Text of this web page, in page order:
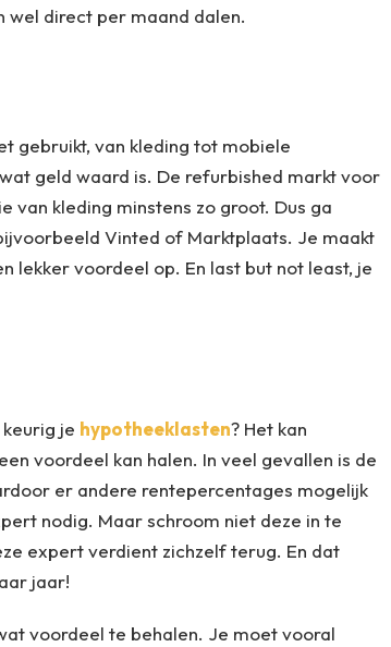
wel direct per maand dalen.
gebruikt, van kleding tot mobiele
geld waard is. De refurbished markt voor
van kleding minstens zo groot. Dus ga
Vinted of Marktplaats. Je maakt
lekker voordeel op. En last but not least, je
je hypotheeklasten? Het kan
voordeel kan halen. In veel gevallen is de
er andere rentepercentages mogelijk
nodig. Maar schroom niet deze in te
expert verdient zichzelf terug. En dat
jaar!
voordeel te behalen. Je moet vooral